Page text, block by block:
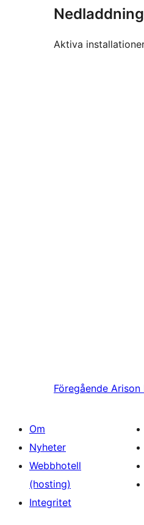
Aktiva
Föregående Arison
Om
Nyheter
Webbhotell
(hosting)
Integritet